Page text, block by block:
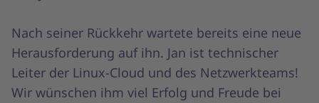
Nach seiner Rückkehr wartete bereits eine neue
Herausforderung auf ihn. Jan ist technischer
Leiter der Linux-Cloud und des Netzwerkteams!
Wir wünschen ihm viel Erfolg und Freude bei